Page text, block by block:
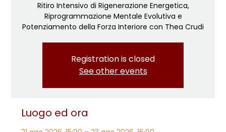
Ritiro Intensivo di Rigenerazione Energetica,
Riprogrammazione Mentale Evolutiva e
Potenziamento della Forza Interiore con Thea Crudi
Registration is closed
See other events
Luogo ed ora